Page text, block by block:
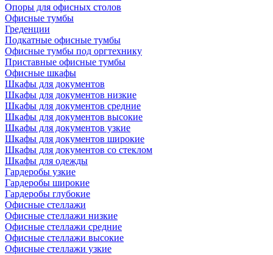
Опоры для офисных столов
Офисные тумбы
Греденции
Подкатные офисные тумбы
Офисные тумбы под оргтехнику
Приставные офисные тумбы
Офисные шкафы
Шкафы для документов
Шкафы для документов низкие
Шкафы для документов средние
Шкафы для документов высокие
Шкафы для документов узкие
Шкафы для документов широкие
Шкафы для документов со стеклом
Шкафы для одежды
Гардеробы узкие
Гардеробы широкие
Гардеробы глубокие
Офисные стеллажи
Офисные стеллажи низкие
Офисные стеллажи средние
Офисные стеллажи высокие
Офисные стеллажи узкие